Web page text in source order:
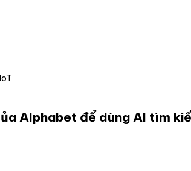
IoT
Alphabet để dùng AI tìm